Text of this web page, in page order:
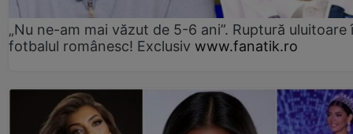
„Nu ne-am mai văzut de 5-6 ani”. Ruptură uluitoare
fotbalul românesc! Exclusiv www.fanatik.ro